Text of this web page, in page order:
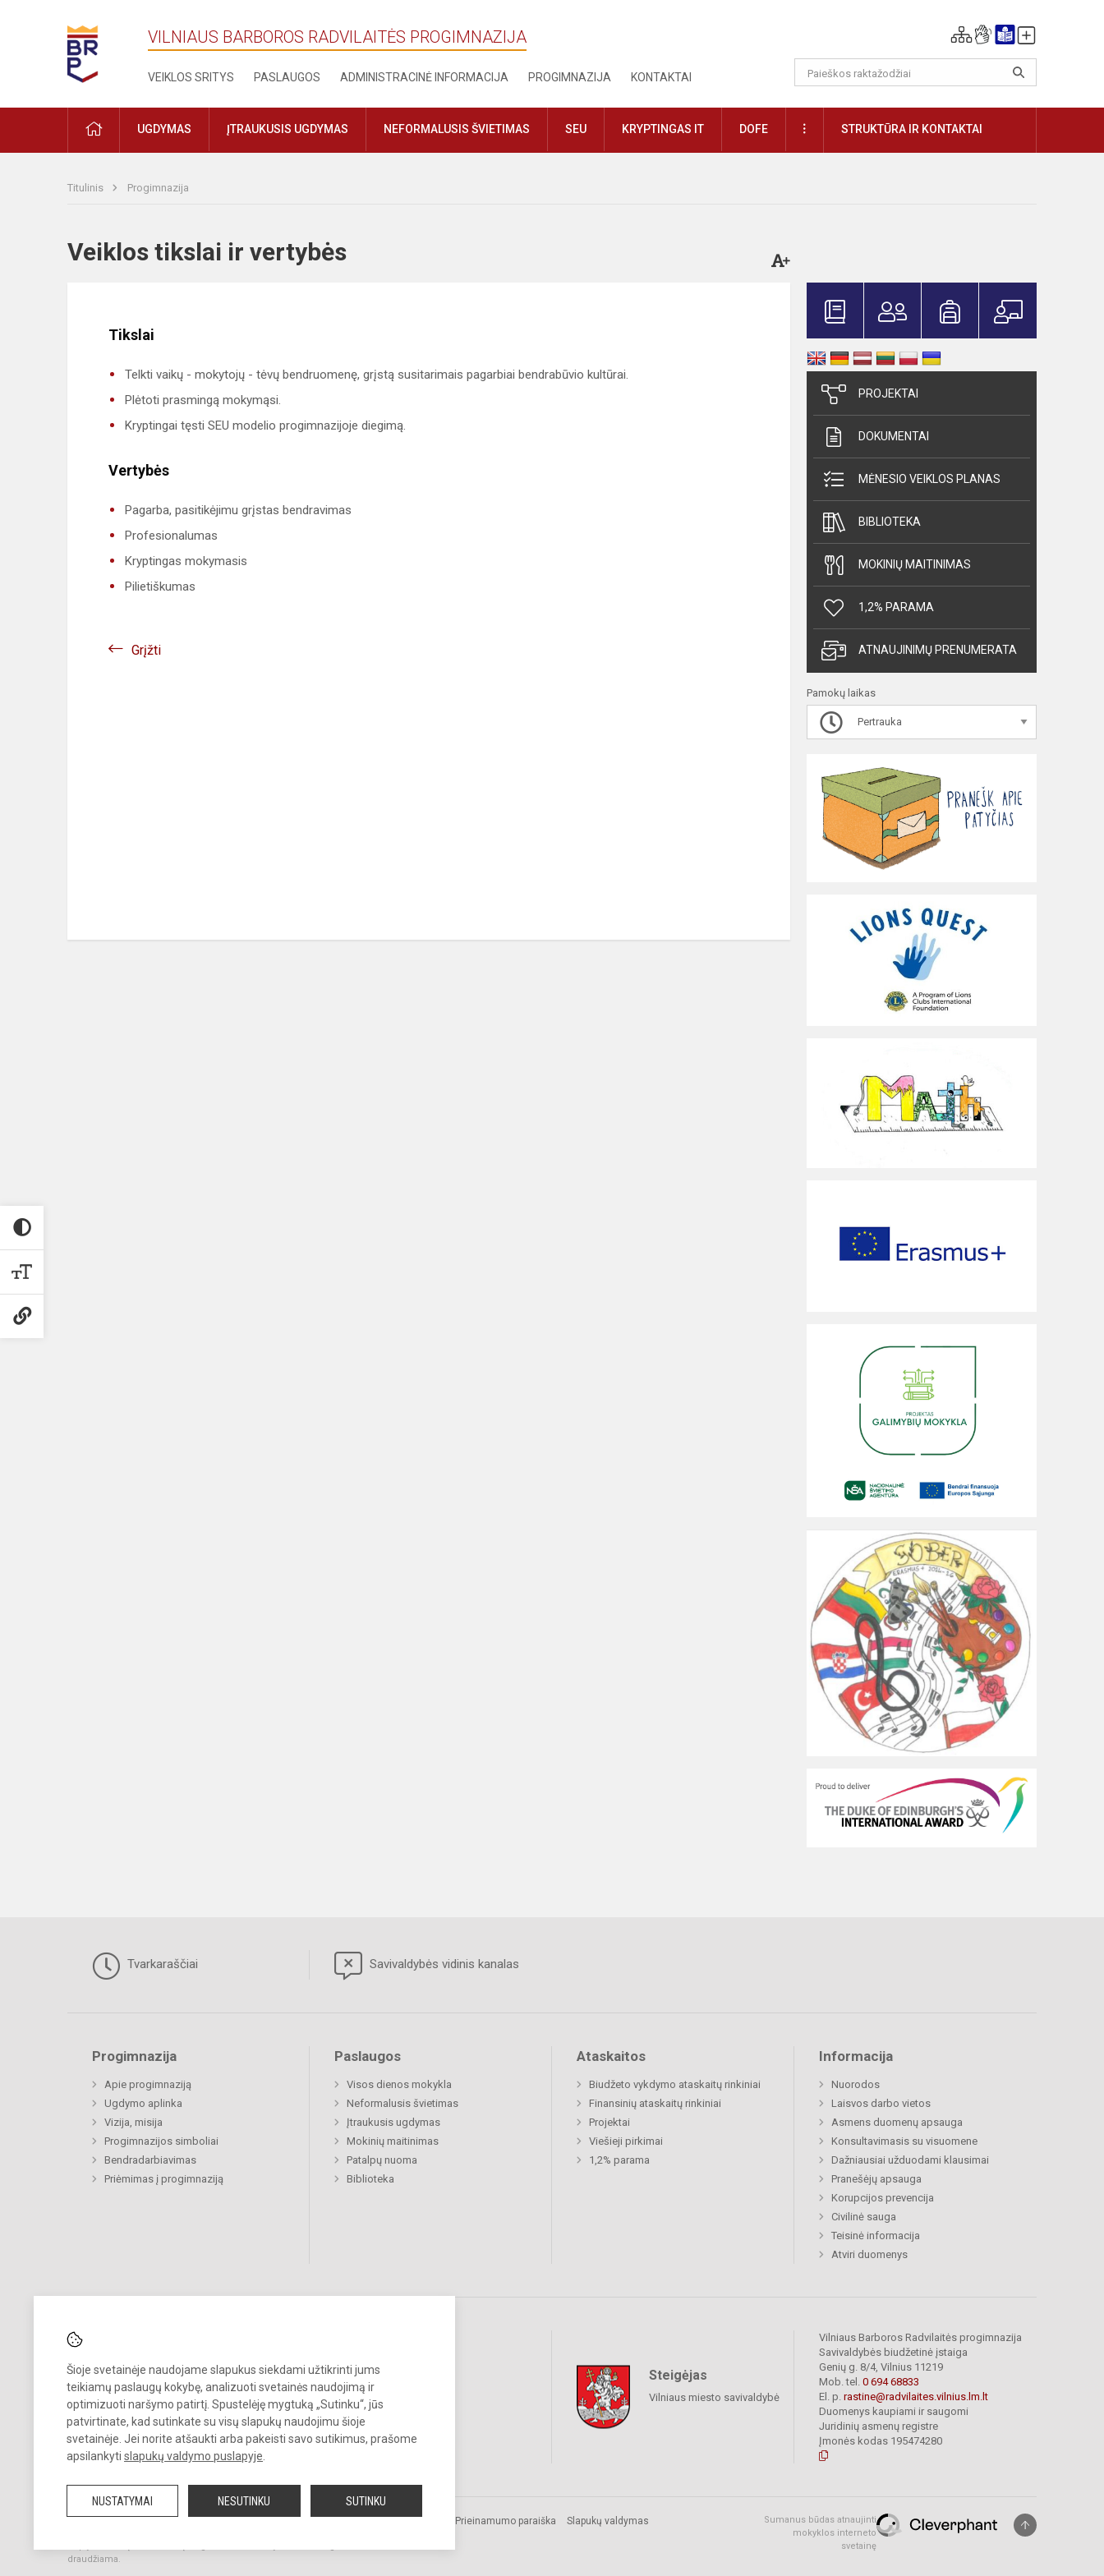
Šioje svetainėje naudojame slapukus siekdami užtikrinti jums
teikiamų paslaugų kokybę, analizuoti svetainės naudojimą ir
optimizuoti naršymo patirtį. Spustelėję mygtuką „Sutinku“, jūs
patvirtinate, kad sutinkate su visų slapukų naudojimu šioje
svetainėje. Jei norite atšaukti arba pakeisti savo sutikimus, prašome
apsilankyti slapukų valdymo puslapyje
NUSTATYMAI NESUTINKU SUTINKU
VILNIAUS BARBOROS RADVILAITĖS PROGIMNAZIJA
VEIKLOS SRITYS PASLAUGOS ADMINISTRACINĖ INFORMACIJA PROGIMNAZIJA KONTAKTAI
PRADŽIAUGDYMAS ĮTRAUKUSIS UGDYMAS NEFORMALUSIS ŠVIETIMAS SEU KRYPTINGAS IT DOFE DAUGIAUSTRUKTŪRA IR KONTAKTAI
Titulinis Progimnazija
Veiklos tikslai ir vertybės
Tikslai
Telkti vaikų - mokytojų - tėvų bendruomenę, grįstą susitarimais pagarbiai bendrabūvio kultūrai.
Plėtoti prasmingą mokymąsi.
Kryptingai tęsti SEU modelio progimnazijoje diegimą.
Vertybės
Pagarba, pasitikėjimu grįstas bendravimas
Profesionalumas
Kryptingas mokymasis
Pilietiškumas
Grįžti
PROJEKTAI
DOKUMENTAI
MĖNESIO VEIKLOS PLANAS
BIBLIOTEKA
MOKINIŲ MAITINIMAS
1,2% PARAMA
ATNAUJINIMŲ PRENUMERATA
Pamokų laikas
Pertrauka
Tvarkaraščiai Savivaldybės vidinis kanalas
Progimnazija
Apie progimnaziją
Ugdymo aplinka
Vizija, misija
Progimnazijos simboliai
Bendradarbiavimas
Priėmimas į progimnaziją
Paslaugos
Visos dienos mokykla
Neformalusis švietimas
Įtraukusis ugdymas
Mokinių maitinimas
Patalpų nuoma
Biblioteka
Ataskaitos
Biudžeto vykdymo ataskaitų rinkiniai
Finansinių ataskaitų rinkiniai
Projektai
Viešieji pirkimai
1,2% parama
Informacija
Nuorodos
Laisvos darbo vietos
Asmens duomenų apsauga
Konsultavimasis su visuomene
Dažniausiai užduodami klausimai
Pranešėjų apsauga
Korupcijos prevencija
Civilinė sauga
Teisinė informacija
Atviri duomenys
Pastebėjote klaidų?
Turite pasiūlymų?
RAŠYKITE
Bendraukime Steigėjas
Vilniaus miesto savivaldybė
Vilniaus Barboros Radvilaitės progimnazija
Savivaldybės biudžetinė įstaiga
Genių g. 8/4, Vilnius 11219
Mob. tel. 0 694 68833
El. p. rastine@radvilaites.vilnius.lm.lt
Duomenys kaupiami ir saugomi
Juridinių asmenų registre
Įmonės kodas 195474280
© 2023. Vilniaus Barboros Radvilaitės progimnazija. Visos teisės
draudžiama.
Prieinamumo paraiška Slapukų valdymas
Sumanus būdas atnaujinti
mokyklos interneto
svetainę